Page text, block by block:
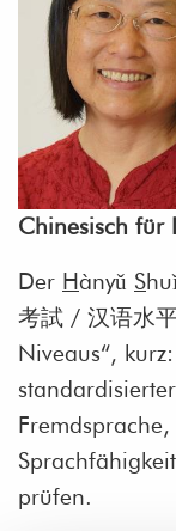
Chinesisch für
Der Hànyǔ S
考試 / 汉语水
Niveaus“,
prüfen.